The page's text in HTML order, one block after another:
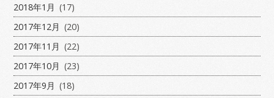
2018年1月 (17)
2017年12月 (20)
2017年11月 (22)
2017年10月 (23)
2017年9月 (18)